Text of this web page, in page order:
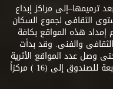
ترميمها–إلى مراكز إبداع
الثقافى لجموع السكان
إمداد هذه المواقع بكافة
والفنى. وقد بدأت
وامتدت حتى وصل عدد المواقع الأثرية
التى تم تحويلها إلى مراكز إبداع فنى تابعة للصندوق إلى (16 ) مركزاً